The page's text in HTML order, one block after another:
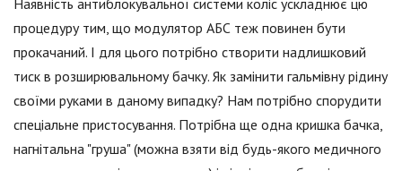
Наявність антиблокувальної системи коліс ускладнює цю
процедуру тим, що модулятор АБС теж повинен бути
прокачаний. І для цього потрібно створити надлишковий
тиск в розширювальному бачку. Як замінити гальмівну рідину
своїми руками в даному випадку? Нам потрібно спорудити
спеціальне пристосування. Потрібна ще одна кришка бачка,
нагнітальна "груша" (можна взяти від будь-якого медичного